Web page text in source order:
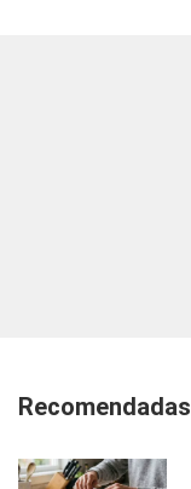
Recomendadas